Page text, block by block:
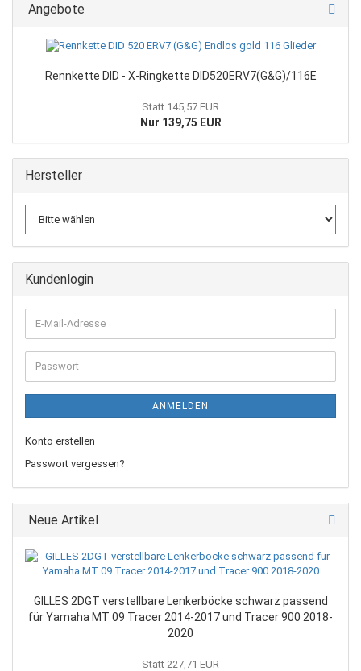
Angebote
Rennkette DID - X-Ringkette DID520ERV7(G&G)/116E
Statt 145,57 EUR
Nur 139,75 EUR
Hersteller
Kundenlogin
E-
Mail-
Adresse
Passwort
ANMELDEN
Konto erstellen
Passwort vergessen?
Neue Artikel
GILLES 2DGT verstellbare Lenkerböcke schwarz passend
für Yamaha MT 09 Tracer 2014-2017 und Tracer 900 2018-
2020
Statt 227,71 EUR